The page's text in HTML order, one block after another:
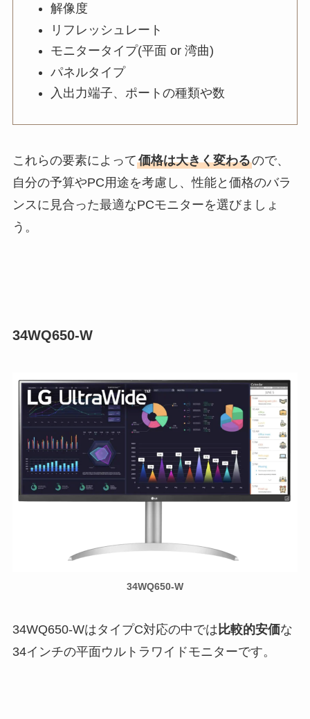
解像度
リフレッシュレート
モニタータイプ(平面 or 湾曲)
パネルタイプ
入出力端子、ポートの種類や数
これらの要素によって価格は大きく変わるので、
自分の予算やPC用途を考慮し、性能と価格のバラ
ンスに見合った最適なPCモニターを選びましょ
う。
34WQ650-W
34WQ650-W
34WQ650-WはタイプC対応の中では 比較的安価な
34インチの平面ウルトラワイドモニターです。